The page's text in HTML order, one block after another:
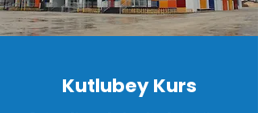
Kutlubey Kurs